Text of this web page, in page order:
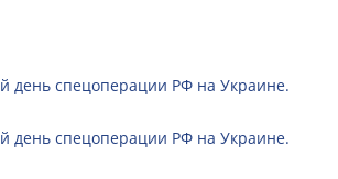
день спецоперации РФ на Украине.
день спецоперации РФ на Украине.